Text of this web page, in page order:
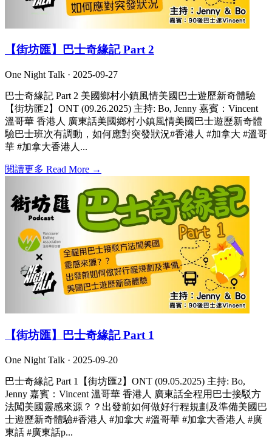
【街坊匯】巴士奇緣記 Part 2
One Night Talk · 2025-09-27
巴士奇緣記 Part 2 美國鄉村小鎮風情美國巴士遊歷新奇體驗
【街坊匯2】ONT (09.26.2025) 主持: Bo, Jenny 嘉賓：Vincent
溫哥華 香港人 廣東話美國鄉村小鎮風情美國巴士遊歷新奇體
驗巴士班次有調動，如何應對突發狀況#香港人 #加拿大 #溫哥
華 #加拿大香港人...
閱讀更多 Read More →
【街坊匯】巴士奇緣記 Part 1
One Night Talk · 2025-09-20
巴士奇緣記 Part 1【街坊匯2】ONT (09.05.2025) 主持: Bo,
Jenny 嘉賓：Vincent 溫哥華 香港人 廣東話全程用巴士接駁方
法闖美國靈感來源？？出發前如何做好行程規劃及準備美國巴
士遊歷新奇體驗#香港人 #加拿大 #溫哥華 #加拿大香港人 #廣
東話 #廣東話p...